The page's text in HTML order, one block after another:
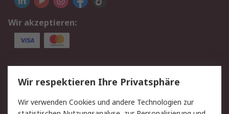
Wir akzeptieren:
Service
Value Added Services
Lieferlösungen
Rücksendungen
Kontakt
Wir respektieren Ihre Privatsphäre
Wir verwenden Cookies und andere Technologien zur